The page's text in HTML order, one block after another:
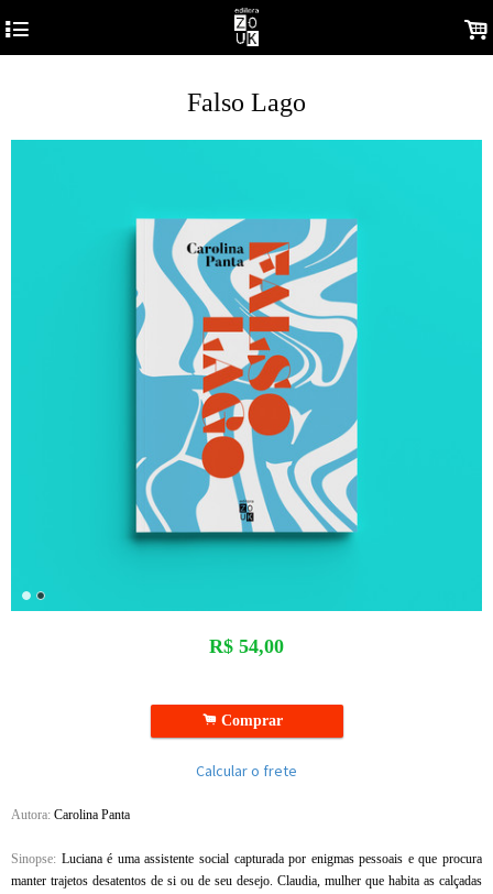
4 .
Falso Lago
R$ 54,00
.Comprar
Calcular o frete
Autora: Carolina Panta
Sinopse: Luciana é uma assistente social capturada por enigmas pessoais e que procura
manter trajetos desatentos de si ou de seu desejo. Claudia, mulher que habita as calçadas